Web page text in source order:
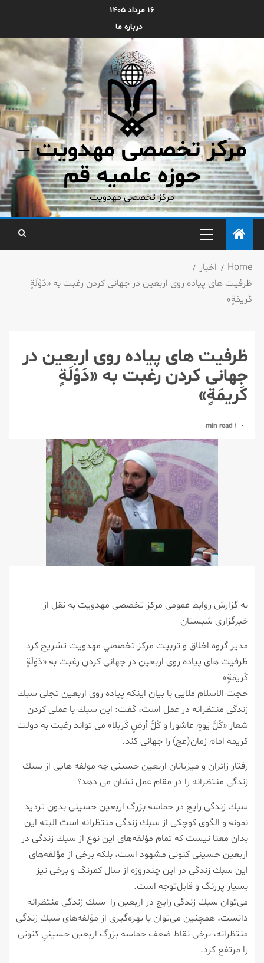
۱۶ مرداد ۱۴۰۵
درباره ما
مرکز تخصصی مهدویت –
حوزه علمیه قم
مرکز تخصصی مهدویت
Home
اخبار
ظرفیت های پیاده روی اربعین در جهانی كردن رغبت به «دَوْلَةٍ
كَریمَةٍ»
ظرفیت های پیاده روی اربعین در
جهانی كردن رغبت به «دَوْلَةٍ
كَریمَةٍ»
1 min read
به گزارش روابط عمومی مركز تخصصی مهدویت به نقل از
خبرگزاری شبستان
مدير گروه اخلاق و تربيت مركز تخصصي مهدویت تشریح كرد
ظرفیت های پیاده روی اربعین در جهانی كردن رغبت به «دَوْلَةٍ
كَریمَةٍ»
حجت الاسلام ملایی با بیان اینكه پیاده روی اربعین تجلی سبك
زندگی منتظرانه در عمل است، گفت: این سبك با عملی كردن
شعار «كُلُّ یَومٍ عاشورا و كُلُّ أرضٍ كَربَلا» می تواند رغبت به دولت
كریمه امام زمان(عج) را جهانی كند.
رفتار زائران و میزبانان اربعین حسینی چه مولفه هایی از سبك
زندگی منتظرانه را در مقام عمل نشان می دهد؟
سبك زندگی رایج در حماسه بزرگ اربعین حسینی بدون تردید
نمونه و الگوی كوچكی از سبك زندگی منتظرانه است البته این
بدان معنا نیست كه تمام مؤلفه‌های این نوع از سبك زندگی در
اربعین حسینی كنونی مشهود است، بلكه برخی از مؤلفه‌های
این سبك زندگی در این چندروزه از سال كمرنگ و برخی نیز
بسیار پررنگ و قابل‌توجه است.
می‌توان سبك زندگی رایج در اربعین را سبك زندگی منتظرانه
دانست، همچنین می‌توان با بهره‌گیری از مؤلفه‌های سبك زندگی
منتظرانه، برخی نقاط ضعف حماسه بزرگ اربعین حسینیِ كنونی
را مرتفع كرد.